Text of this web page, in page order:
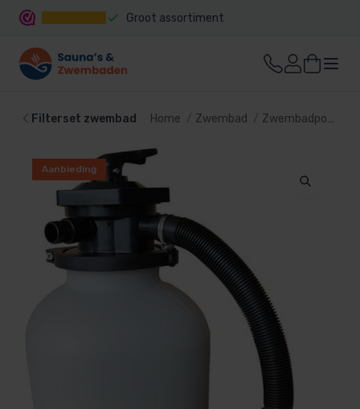
Groot assortiment
Filterset zwembad Home Zwembad Zwembadpomp en filter
Aanbieding